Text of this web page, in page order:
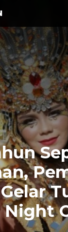
Night